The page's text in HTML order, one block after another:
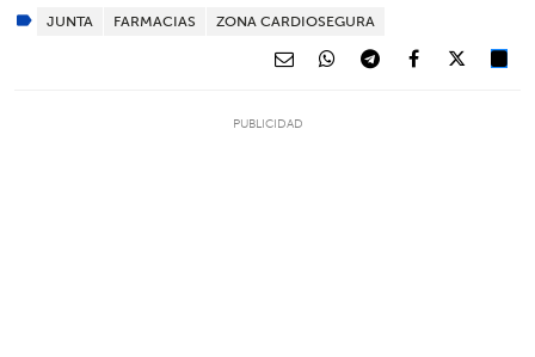
JUNTA FARMACIAS ZONA CARDIOSEGURA